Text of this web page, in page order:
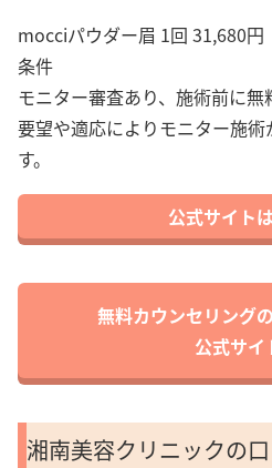
mocciパウダー眉 1回 31,680円
条件
モニター審査あり、施術前に無
要望や適応によりモニター施
す。
公式サイト
無料カウンセリング
公式サイ
湘南美容クリニックの